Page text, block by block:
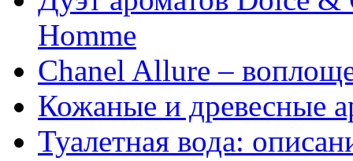
Homme
Chanel Allure –
Кожаные и древесные
Туалетная вода: